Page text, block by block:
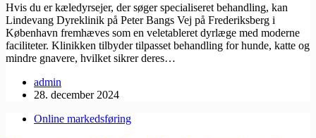
Hvis du er kæledyrsejer, der søger specialiseret behandling, kan
Lindevang Dyreklinik på Peter Bangs Vej på Frederiksberg i
København fremhæves som en veletableret dyrlæge med moderne
faciliteter. Klinikken tilbyder tilpasset behandling for hunde, katte og
mindre gnavere, hvilket sikrer deres…
admin
28. december 2024
Online markedsføring